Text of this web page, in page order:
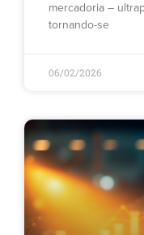
mercadoria –
tornando-se
06/02/2026